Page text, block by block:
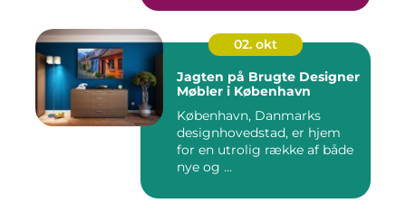
02. okt
Jagten på Brugte Designer
Møbler i København
København, Danmarks
designhovedstad, er hjem
for en utrolig række af både
nye og ...